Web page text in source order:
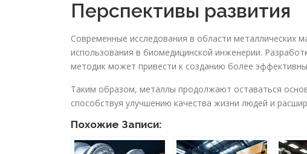
Перспективы развития
Современные исследования в области металлических
использования в биомедицинской инженерии.
методик может привести к созданию более
Таким образом, металлы продолжают оставаться
способствуя улучшению качества жизни людей и
Похожие Записи: